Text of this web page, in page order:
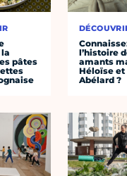
pâtes
l’histoire
amants
Héloïse et
Abélard ?